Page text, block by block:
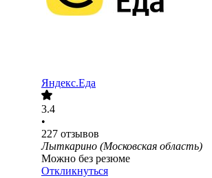
Яндекс.Еда
3.4
•
227 отзывов
Лыткарино (Московская область)
Можно без резюме
Откликнуться